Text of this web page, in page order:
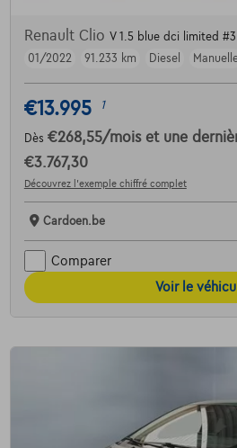
Renault Clio V 1.5 blue dci limited #3
01/2022
91.233 km Diesel
€13.995 1
Dès €268,55/mois et une
€3.767,30
Découvrez l’exemple chiffré complet
Cardoen.be
Comparer
Voir le